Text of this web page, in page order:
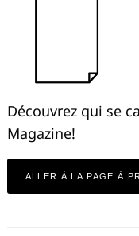
Découvrez qui se
Magazine!
ALLER À LA PAGE À